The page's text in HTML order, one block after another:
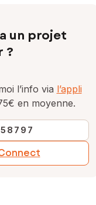
un projet
?
l’info via l’appli
en moyenne.